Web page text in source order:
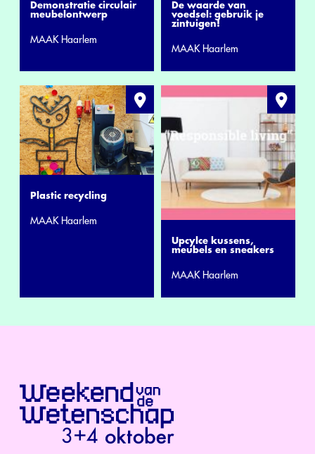
Demonstratie circulair
meubelontwerp
MAAK Haarlem
De waarde van
voedsel: gebruik je
zintuigen!
MAAK Haarlem
Plastic recycling
MAAK Haarlem
Upcylce kussens,
meubels en sneakers
MAAK Haarlem